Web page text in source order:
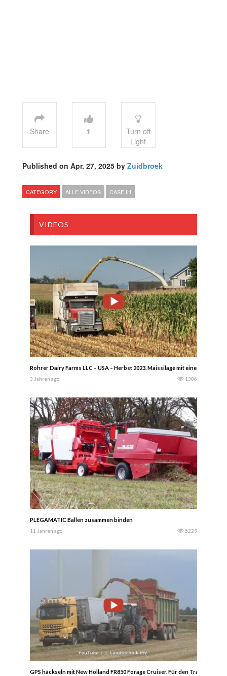
Share 1
Turn off
Light
Published on Apr. 27, 2025 by Zuidbroek
CATEGORY ALLE VIDEOS CASE IH
VIDEOS
Rohrer Dairy Farms LLC – USA – Herbst 2023. Maissilage mit einem Claas
3 Jahren ago 1306
PLEGAMATIC Ballen zusammen binden
11 Jahren ago 5229
GPS häckseln mit New Holland FR850 Forage Cruiser. Für den Transport